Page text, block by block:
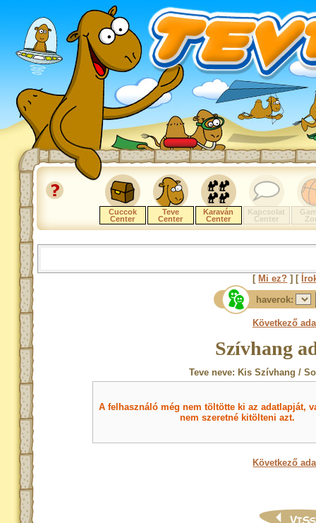
Cuccok
Center
Teve
Center
Karaván
Center
Kapcsolat
Center
[ Mi ez? ] [
haverok:
Következő
Szívhang
Teve neve: Kis Szívhang /
A felhasználó még nem töltötte ki az adatlapját,
nem szeretné kitölteni azt.
Következő